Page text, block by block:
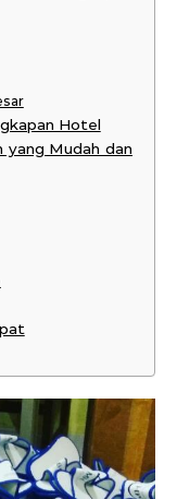
Hotel
yang Mudah dan